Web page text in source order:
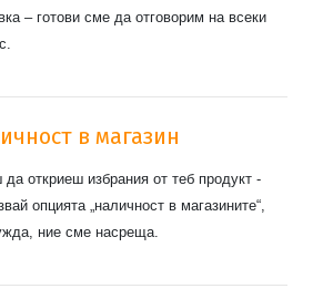
– готови сме да отговорим на всеки
в магазин
да откриеш избрания от теб продукт -
опцията „наличност в магазините“,
ние сме насреща.